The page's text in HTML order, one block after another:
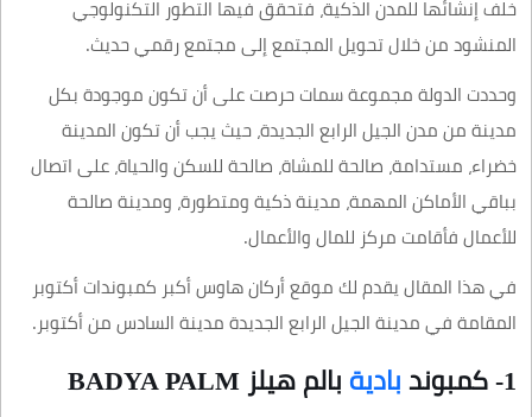
خلف إنشائها للمدن الذكية، فتحقق فيها التطور التكنولوجي
المنشود من خلال تحويل المجتمع إلى مجتمع رقمي حديث.
وحددت الدولة مجموعة سمات حرصت على أن تكون موجودة بكل
مدينة من مدن الجيل الرابع الجديدة، حيث يجب أن تكون المدينة
خضراء، مستدامة، صالحة للمشاة، صالحة للسكن والحياة، على اتصال
بباقي الأماكن المهمة، مدينة ذكية ومتطورة، ومدينة صالحة
للأعمال فأقامت مركز للمال والأعمال.
في هذا المقال يقدم لك موقع أركان هاوس أكبر كمبوندات أكتوبر
المقامة في مدينة الجيل الرابع الجديدة مدينة السادس من أكتوبر.
1- كمبوند بادية
بالم هيلز BADYA PALM